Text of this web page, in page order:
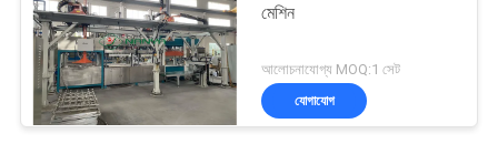
মেশিন
আলোচনাযোগ্য MOQ:1 সেট
যোগাযোগ